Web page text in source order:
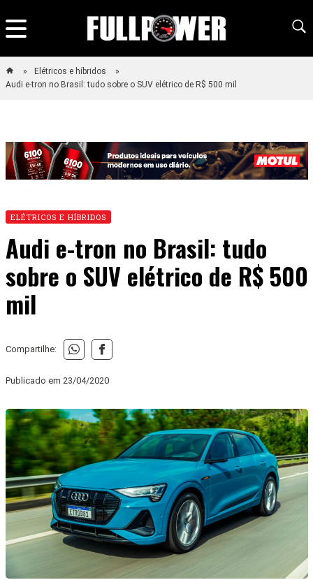
Elétricos e híbridos
Audi e-tron no Brasil: tudo sobre o SUV elétrico de R$ 500 mil
ELÉTRICOS E HÍBRIDOS
Audi e-tron no Brasil: tudo
sobre o SUV elétrico de R$ 500
mil
Compartilhe:
Publicado em 23/04/2020